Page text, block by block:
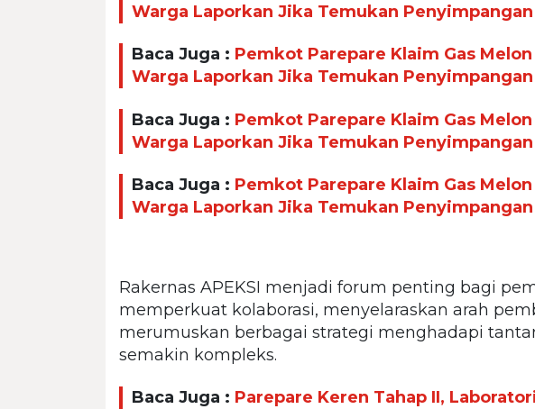
Warga Laporkan Jika Temukan Penyimpangan
Baca Juga : Pemkot Parepare Klaim Gas
Warga Laporkan Jika Temukan Penyimpangan
Baca Juga : Pemkot Parepare Klaim Gas
Warga Laporkan Jika Temukan Penyimpangan
Baca Juga : Pemkot Parepare Klaim Gas
Warga Laporkan Jika Temukan Penyimpangan
Rakernas APEKSI menjadi forum penting bagi
memperkuat kolaborasi, menyelaraskan arah
merumuskan berbagai strategi menghadapi
semakin kompleks.
Baca Juga : Parepare Keren Tahap II,